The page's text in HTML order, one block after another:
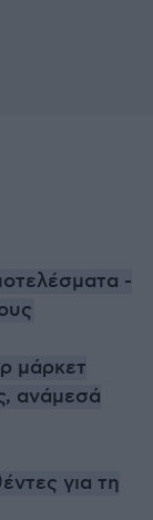
-
μάρκετ
ανάμεσά
για τη